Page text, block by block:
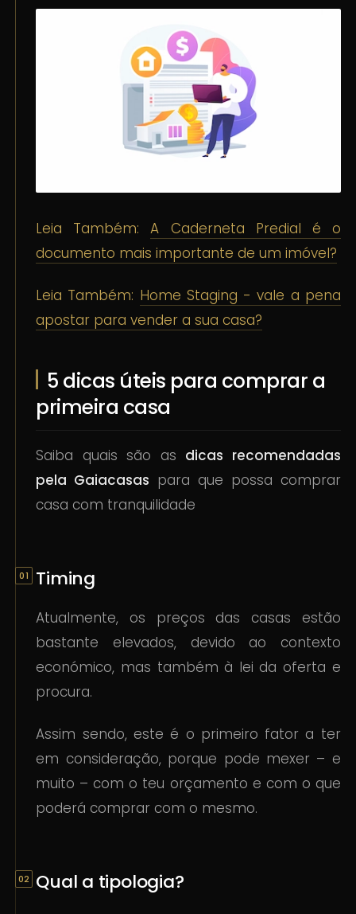
Leia Também:A Caderneta Predial é o
documento mais importante de um imóvel?
Leia Também: Home Staging - vale a pena
apostar para vender a sua casa?
5 dicas úteis para comprar a
primeira casa
Saiba quais são as dicas recomendadas
pela Gaiacasas para que possa comprar
casa com tranquilidade
Timing
Atualmente, os preços das casas estão
bastante elevados, devido ao contexto
económico, mas também à lei da oferta e
procura.
Assim sendo, este é o primeiro fator a ter
em consideração, porque pode mexer – e
muito – com o teu orçamento e com o que
poderá comprar com o mesmo.
Qual a tipologia?